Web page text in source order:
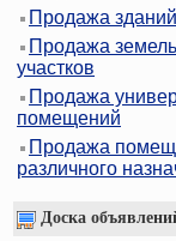
Продажа зданий
Продажа
участков
Продажа
помещений
Продажа
различного
Доска